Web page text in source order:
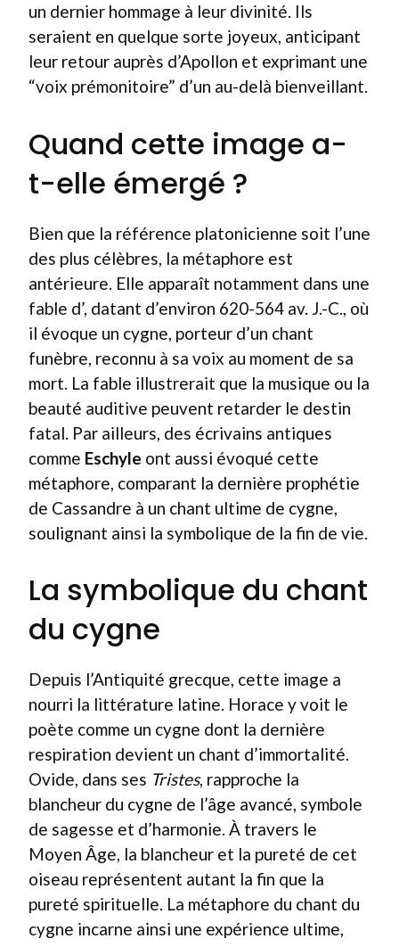
un dernier hommage à leur divinité. Ils
seraient en quelque sorte joyeux, anticipant
leur retour auprès d’Apollon et exprimant une
“voix prémonitoire” d’un au-delà bienveillant.
Quand cette image a-
t-elle émergé ?
Bien que la référence platonicienne soit l’une
des plus célèbres, la métaphore est
antérieure. Elle apparaît notamment dans une
fable d’, datant d’environ 620-564 av. J.-C., où
il évoque un cygne, porteur d’un chant
funèbre, reconnu à sa voix au moment de sa
mort. La fable illustrerait que la musique ou la
beauté auditive peuvent retarder le destin
fatal. Par ailleurs, des écrivains antiques
comme Eschyle ont aussi évoqué cette
métaphore, comparant la dernière prophétie
de Cassandre à un chant ultime de cygne,
soulignant ainsi la symbolique de la fin de vie.
La symbolique du chant
du cygne
Depuis l’Antiquité grecque, cette image a
nourri la littérature latine. Horace y voit le
poète comme un cygne dont la dernière
respiration devient un chant d’immortalité.
Ovide, dans ses Tristes, rapproche la
blancheur du cygne de l’âge avancé, symbole
de sagesse et d’harmonie. À travers le
Moyen Âge, la blancheur et la pureté de cet
oiseau représentent autant la fin que la
pureté spirituelle. La métaphore du chant du
cygne incarne ainsi une expérience ultime,